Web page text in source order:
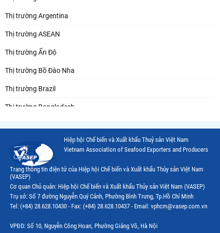
Thị trường Argentina
Thị trường ASEAN
Thị trường Ấn Độ
Thị trường Bồ Đào Nha
Thị trường Brazil
Thị trường Bangladesh
Thị trường Canada
Thị trường Ecuador
Thị trường EU
Thị trường Indonesia
Hiệp hội Chế biến và Xuất khẩu Thuỷ sản Việt Nam
Vietnam Association of Seafood Exporters and Producers
Trang thông tin điện tử của Hiệp hội Chế biến và Xuất khẩu Thủy sản Việt Nam
(VASEP)
Cơ quan Chủ quản: Hiệp hội Chế biến và Xuất khẩu Thủy sản Việt Nam (VASEP)
Trụ sở: Số 7 đường Nguyễn Quý Cảnh, Phường Bình Trưng, Tp.Hồ Chí Minh
Tel: (+84) 28.628.10430 - Fax: (+84) 28.628.10437 - Email: vphcm@vasep.com.vn
VPĐD: Số 10, Nguyễn Công Hoan, Phường Giảng Võ, Hà Nội